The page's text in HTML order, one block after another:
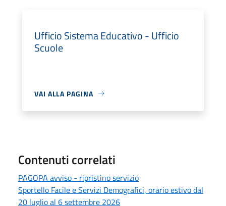
Ufficio Sistema Educativo - Ufficio
Scuole
VAI ALLA PAGINA
Contenuti correlati
PAGOPA avviso - ripristino servizio
Sportello Facile e Servizi Demografici, orario estivo dal
20 luglio al 6 settembre 2026